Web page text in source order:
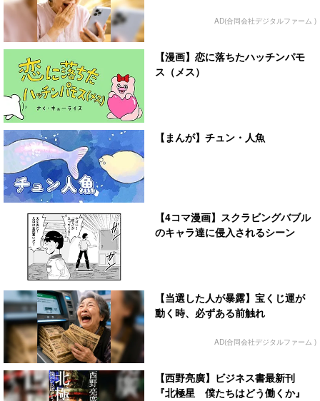
AD(合同会社デジタルファーム )
【漫画】恋に落ちたハッチンパモ
ス（メス）
【まんが】チュン・人魚
【4コマ漫画】スクラビングバブル
のキャラ達に侵入されるシーン
【当選した人が暴露】宝くじ運が
動く時、必ずある前触れ
AD(合同会社デジタルファーム )
【西野亮廣】ビジネス書最新刊
『北極星 僕たちはどう働くか』